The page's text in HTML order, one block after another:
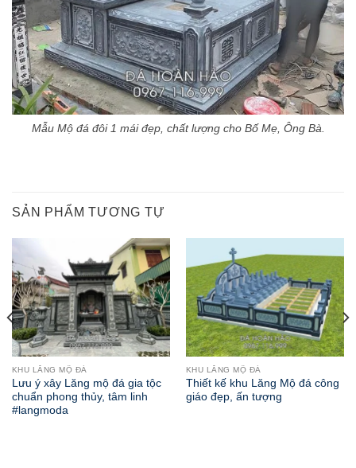
Mẫu Mộ đá đôi 1 mái đẹp, chất lượng cho Bố Mẹ, Ông Bà.
SẢN PHẨM TƯƠNG TỰ
KHU LĂNG MỘ ĐÁ
Lưu ý xây Lăng mộ đá gia tộc
chuẩn phong thủy, tâm linh
#langmoda
KHU LĂNG MỘ ĐÁ
Thiết kế khu Lăng Mộ đá công
giáo đẹp, ấn tượng